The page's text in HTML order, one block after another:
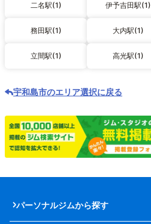
二名駅(1) 伊予吉田駅(1)
務田駅(1) 大内駅(1)
立間駅(1) 高光駅(1)
宇和島市のエリア選択に戻る
パーソナルジムから探す